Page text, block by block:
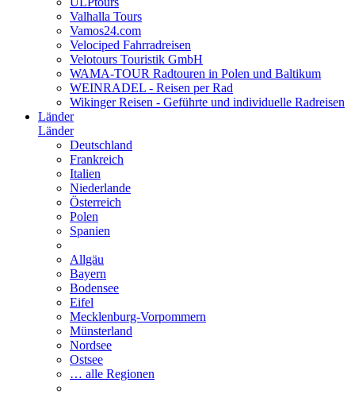
Valhalla Tours
Vamos24.com
Velociped Fahrradreisen
Velotours Touristik GmbH
WAMA-TOUR Radtouren in Polen und Baltikum
WEINRADEL - Reisen per Rad
Wikinger Reisen - Geführte und individuelle Radreisen
Länder
Länder
Deutschland
Frankreich
Italien
Niederlande
Österreich
Polen
Spanien
Allgäu
Bayern
Bodensee
Eifel
Mecklenburg-Vorpommern
Münsterland
Nordsee
Ostsee
… alle Regionen